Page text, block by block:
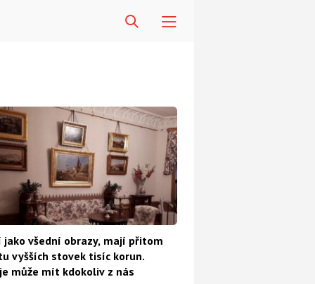
jako všední obrazy, mají přitom
vyšších stovek tisíc korun.
může mít kdokoliv z nás